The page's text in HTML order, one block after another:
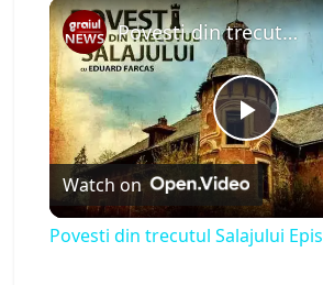
P
l
Povesti din trecutul Salajului Episodul 1
Watch on
Povesti din trecutul Salajului